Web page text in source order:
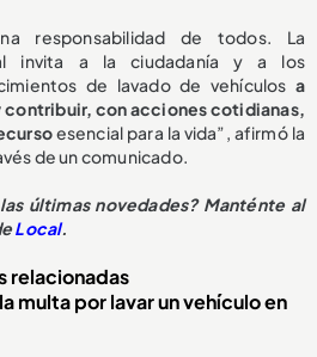
responsabilidad de todos. La
invita a la ciudadanía y a los
de lavado de vehículos a
con acciones cotidianas,
esencial para la vida”, afirmó la
de un comunicado.
últimas novedades? Manténte al
Local.
relacionadas
multa por lavar un vehículo en